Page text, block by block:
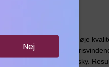
Nej
udbytte og utrolig høje
er baseret på
af denne skønne whisky.